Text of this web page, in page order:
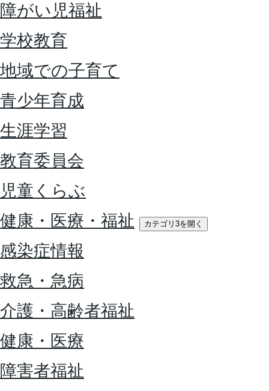
障がい児福祉
学校教育
地域での子育て
青少年育成
生涯学習
教育委員会
児童くらぶ
健康・医療・福祉
カテゴリ3を開く
感染症情報
救急・急病
介護・高齢者福祉
健康・医療
障害者福祉